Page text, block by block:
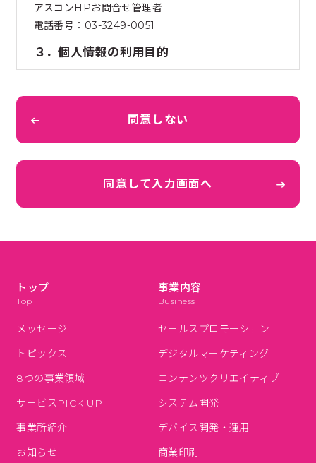
アスコンHPお問合せ管理者
電話番号：03-3249-0051
３．個人情報の利用目的
サービスの提供、ご請求に対する対応、お客様との連
絡、各種商品情報のご案内、関連するアフターサービ
４．個人情報の第三者提供について
取得した個人情報は、本人の同意がある場合又は法令
用目的の達成に必要な範囲内で委託する場合がありま
で評価し、選定し、個人情報保護に関する契約を締結
します。
６．開示対象個人情報の開示等及びお問い合
ご本人の求めにより、利用目的の通知・開示・内容の
への提供の停止（「開示等」といいます。）に応じま
同意しない
同意して入力画面へ
トップ
Top
メッセージ
トピックス
8つの事業領域
サービスPICK UP
事業所紹介
お知らせ
事業内容
Business
セールスプロモーション
デジタルマーケティング
コンテンツクリエイティブ
システム開発
デバイス開発・運用
商業印刷